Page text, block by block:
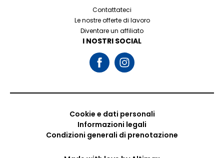
Contattateci
Le nostre offerte di lavoro
Diventare un affiliato
I NOSTRI SOCIAL
Cookie e dati personali
Informazioni legali
Condizioni generali di prenotazione